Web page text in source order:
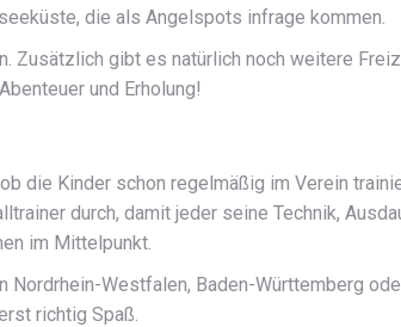
die als Angelspots infrage kommen.
Zusätzlich gibt es natürlich noch weitere
und Erholung!
die Kinder schon regelmäßig im Verein
durch, damit jeder seine Technik,
im Mittelpunkt.
Westfalen, Baden-Württemberg
richtig Spaß.